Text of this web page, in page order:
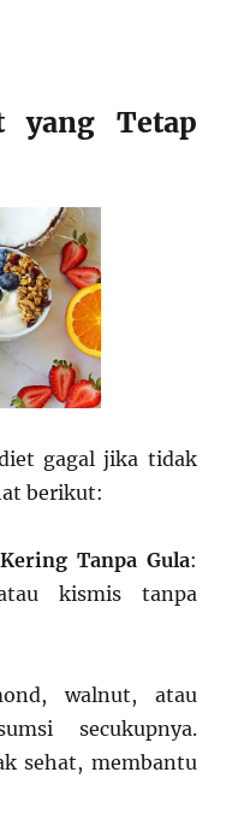
yang Tetap
gagal jika tidak
berikut:
Tanpa Gula:
kismis tanpa
walnut, atau
secukupnya.
sehat, membantu